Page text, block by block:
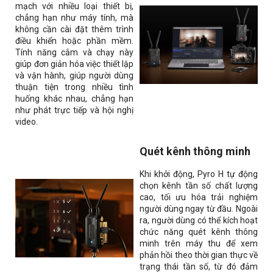
mạch với nhiều loại thiết bị,
chẳng hạn như máy tính, mà
không cần cài đặt thêm trình
điều khiển hoặc phần mềm.
Tính năng cắm và chạy này
giúp đơn giản hóa việc thiết lập
và vận hành, giúp người dùng
thuận tiện trong nhiều tình
huống khác nhau, chẳng hạn
như phát trực tiếp và hội nghị
video.
Quét kênh thông minh
Khi khởi động, Pyro H tự động
chọn kênh tần số chất lượng
cao, tối ưu hóa trải nghiệm
người dùng ngay từ đầu. Ngoài
ra, người dùng có thể kích hoạt
chức năng quét kênh thông
minh trên máy thu để xem
phản hồi theo thời gian thực về
trạng thái tần số, từ đó đảm